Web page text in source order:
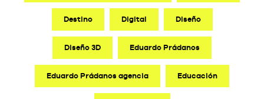
Destino Digital Diseño
Diseño 3D Eduardo Prádanos
Eduardo Prádanos agencia Educación